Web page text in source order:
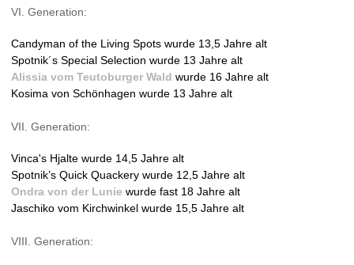
VI. Generation:
Candyman of the Living Spots wurde 13,5 Jahre alt
Spotnik´s Special Selection wurde 13 Jahre alt
Alissia vom Teutoburger Wald wurde 16 Jahre alt
Kosima von Schönhagen wurde 13 Jahre alt
VII. Generation:
Vinca's Hjalte wurde 14,5 Jahre alt
Spotnik’s Quick Quackery wurde 12,5 Jahre alt
Ondra von der Lunie wurde fast 18 Jahre alt
Jaschiko vom Kirchwinkel wurde 15,5 Jahre alt
VIII. Generation: